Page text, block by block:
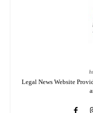
Legal News Website